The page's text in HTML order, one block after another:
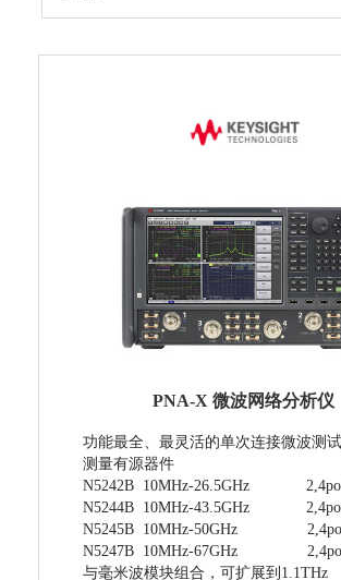
PNA-X 微波网络分析仪
功能最全、最灵活的单次连接微波测
测量有源器件
N5242B 10MHz-26.5GHz
N5244B 10MHz-43.5GHz
N5245B 10MHz-50GHz
N5247B 10MHz-67GHz
与毫米波模块组合，可扩展到1.1THz